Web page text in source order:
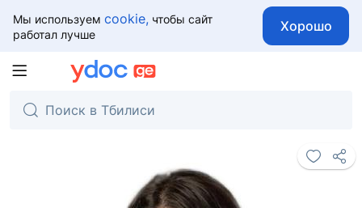
Мы используем cookie, чтобы сайт
работал лучше
Хорошо